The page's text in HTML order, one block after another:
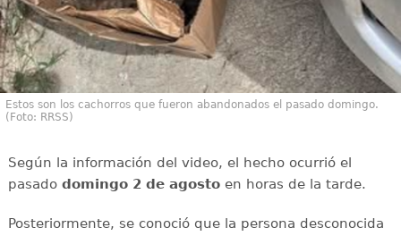
Estos son los cachorros que fueron abandonados el pasado domingo.
(Foto: RRSS)
Según la información del video, el hecho ocurrió el
pasado domingo 2 de agostoen horas de la tarde.
Posteriormente, se conoció que la persona desconocida